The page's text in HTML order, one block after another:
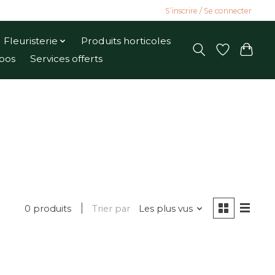
S’inscrire / Se connecter
Fleuristerie
Produits horticoles
Services offerts
0 produits Trier par Les plus vus